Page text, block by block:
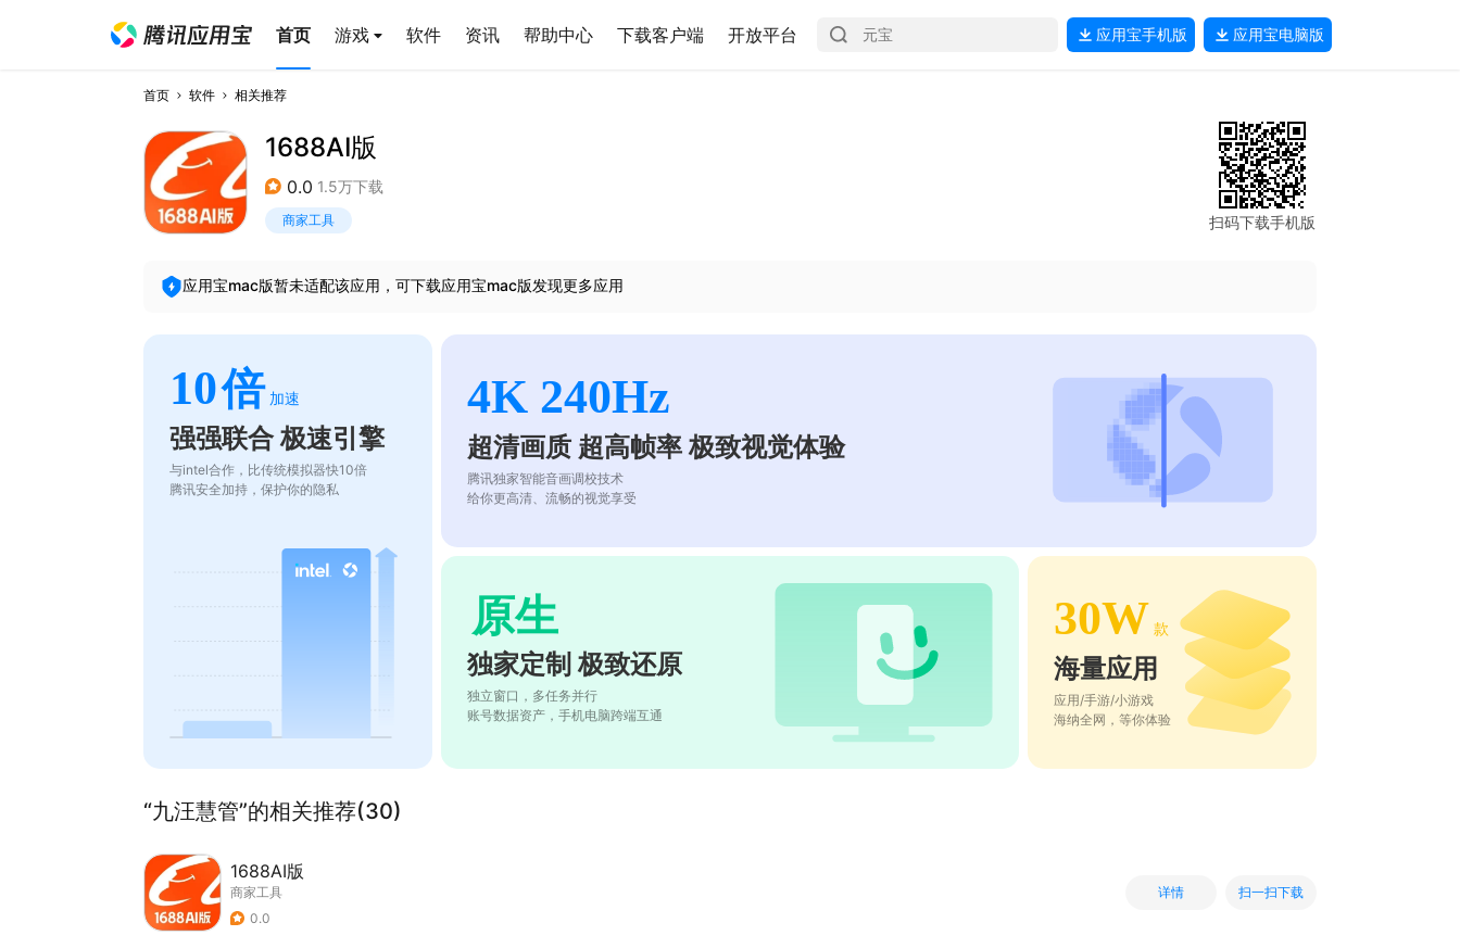
首页 游戏 软件 资讯 帮助中心 下载客户端 开放平台 应用宝手机版 应用宝电脑版
首页 软件 相关推荐
1688AI版
0.0 1.5万下载
商家工具 扫码下载手机版
应用宝mac版暂未适配该应用，可下载应用宝mac版发现更多应用
10倍 加速
强强联合 极速引擎
与intel合作，比传统模拟器快10倍
腾讯安全加持，保护你的隐私
4K 240Hz
超清画质 超高帧率 极致视觉体验
腾讯独家智能音画调校技术
给你更高清、流畅的视觉享受
原生
独家定制 极致还原
独立窗口，多任务并行
账号数据资产，手机电脑跨端互通
30W 款
海量应用
应用/手游/小游戏
海纳全网，等你体验
“九汪慧管”的相关推荐(30)
1688AI版
商家工具
0.0
详情 扫一扫下载